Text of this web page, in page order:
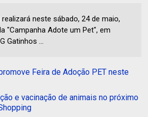
realizará neste sábado, 24 de maio,
"Campanha Adote um Pet", em
Gatinhos ...
Feira de Adoção PET neste
e vacinação de animais no próximo